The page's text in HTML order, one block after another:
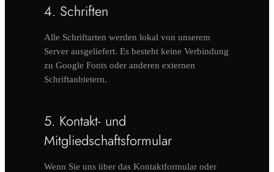
4. Schriften
Alle Schriftarten werden lokal von unserem
Server ausgeliefert. Es besteht keine Verbindung
zu Google Fonts oder anderen externen
Schriftanbietern.
5. Kontakt- und
Mitgliedschaftsformular
Wenn Sie uns über das Kontaktformular oder